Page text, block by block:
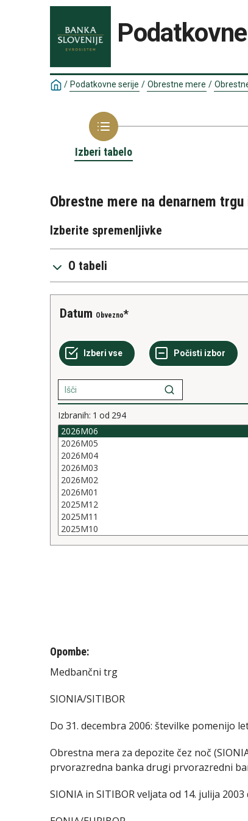
/ Podatkovne serije / Obrestne mere /
Izberi tabelo
Obrestne mere na denarnem
Izberite spremenljivke
O tabeli
Datum Obvezno
Izbranih: 1 od 294
Opombe:
Medbančni trg
SIONIA/SITIBOR
Do 31. decembra 2006: številke pomenijo
Obrestna mera za depozite čez noč
prvorazredna banka drugi prvorazredni
SIONIA in SITIBOR veljata od 14. julija